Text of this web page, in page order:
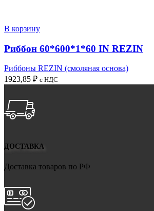
В корзину
Риббон 60*600*1*60 IN REZIN
Риббоны REZIN (смоляная основа)
1923,85 ₽ с НДС
ДОСТАВКА
Доставка товаров по РФ